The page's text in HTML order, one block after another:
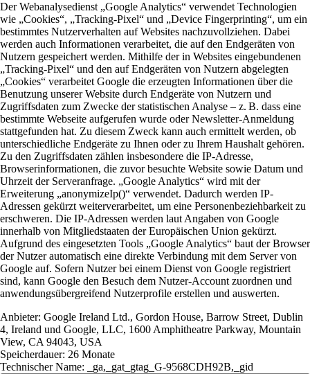
Der Webanalysedienst „Google Analytics“ verwendet Technologien
wie „Cookies“, „Tracking-Pixel“ und „Device Fingerprinting“, um ein
bestimmtes Nutzerverhalten auf Websites nachzuvollziehen. Dabei
werden auch Informationen verarbeitet, die auf den Endgeräten von
Nutzern gespeichert werden. Mithilfe der in Websites eingebundenen
„Tracking-Pixel“ und den auf Endgeräten von Nutzern abgelegten
„Cookies“ verarbeitet Google die erzeugten Informationen über die
Benutzung unserer Website durch Endgeräte von Nutzern und
Zugriffsdaten zum Zwecke der statistischen Analyse – z. B. dass eine
bestimmte Webseite aufgerufen wurde oder Newsletter-Anmeldung
stattgefunden hat. Zu diesem Zweck kann auch ermittelt werden, ob
unterschiedliche Endgeräte zu Ihnen oder zu Ihrem Haushalt gehören.
Zu den Zugriffsdaten zählen insbesondere die IP-Adresse,
Browserinformationen, die zuvor besuchte Website sowie Datum und
Uhrzeit der Serveranfrage. „Google Analytics“ wird mit der
Erweiterung „anonymizeIp()“ verwendet. Dadurch werden IP-
Adressen gekürzt weiterverarbeitet, um eine Personenbeziehbarkeit zu
erschweren. Die IP-Adressen werden laut Angaben von Google
innerhalb von Mitgliedstaaten der Europäischen Union gekürzt.
Aufgrund des eingesetzten Tools „Google Analytics“ baut der Browser
der Nutzer automatisch eine direkte Verbindung mit dem Server von
Google auf. Sofern Nutzer bei einem Dienst von Google registriert
sind, kann Google den Besuch dem Nutzer-Account zuordnen und
anwendungsübergreifend Nutzerprofile erstellen und auswerten.
Anbieter: Google Ireland Ltd., Gordon House, Barrow Street, Dublin
4, Ireland und Google, LLC, 1600 Amphitheatre Parkway, Mountain
View, CA 94043, USA
Speicherdauer: 26 Monate
Technischer Name: _ga,_gat_gtag_G-9568CDH92B,_gid